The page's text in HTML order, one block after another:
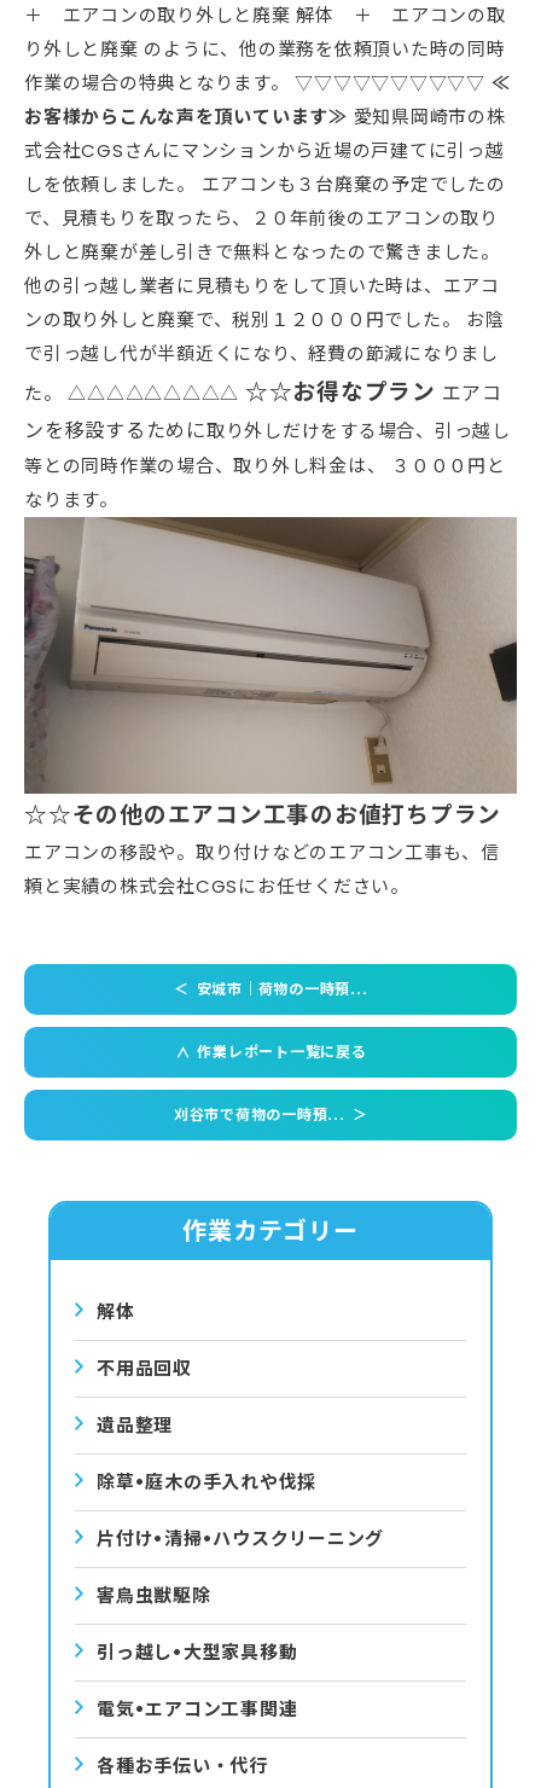
＋ エアコンの取り外しと廃棄 解体 ＋ エアコンの取
り外しと廃棄 のように、他の業務を依頼頂いた時の同時
作業の場合の特典となります。 ▽▽▽▽▽▽▽▽▽▽ ≪
お客様からこんな声を頂いています≫ 愛知県岡崎市の株
式会社CGSさんにマンションから近場の戸建てに引っ越
しを依頼しました。 エアコンも３台廃棄の予定でしたの
で、見積もりを取ったら、２０年前後のエアコンの取り
外しと廃棄が差し引きで無料となったので驚きました。
他の引っ越し業者に見積もりをして頂いた時は、エアコ
ンの取り外しと廃棄で、税別１２０００円でした。 お陰
で引っ越し代が半額近くになり、経費の節減になりまし
た。 △△△△△△△△△ ☆☆お得なプラン エアコ
ンを移設するために取り外しだけをする場合、引っ越し
等との同時作業の場合、取り外し料金は、 ３０００円と
なります。
☆☆その他のエアコン工事のお値打ちプラン
エアコンの移設や。取り付けなどのエアコン工事も、信
頼と実績の株式会社CGSにお任せください。
＜ 安城市｜荷物の一時預...
＜ 作業レポート一覧に戻る
刈谷市で荷物の一時預... ＞
作業カテゴリー
解体
不用品回収
遺品整理
除草•庭⽊の⼿⼊れや伐採
⽚付け•清掃•ハウスクリーニング
害⿃⾍獣駆除
引っ越し•⼤型家具移動
電気•エアコン⼯事関連
各種お手伝い・代行